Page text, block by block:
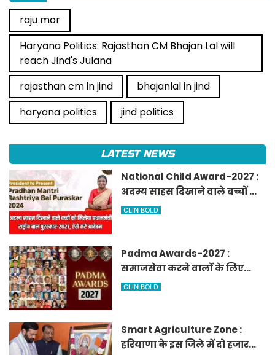
raju mor
Haryana Politics: Rajasthan CM Bhajan Lal will
reach Jind's Julana
rajasthan cm in jind
bhajanlal in jind
haryana politics
jind politics
LATEST NEWS
National Child Award-2027 :
अदम्य साहस दिखाने वाले बच्चों को
मिलेगा प्रधानमंत्री राष्ट्रीय बाल
CLIN BOLD
Padma Awards-2027 :
समाजसेवा करने वालों के लिए
सुनेहरा मौका, गृह मंत्रालय ने
CLIN BOLD
Smart Agriculture Zone :
हरियाणा के इस जिले में दो हजार